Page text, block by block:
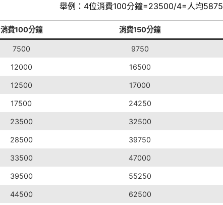
舉例：4位消費100分鐘=23500/4=人均5875
消費100分鐘 消費150分鐘
7500 9750
12000 16500
12500 17000
17500 24250
23500 32500
28500 39750
33500 47000
39500 55250
44500 62500